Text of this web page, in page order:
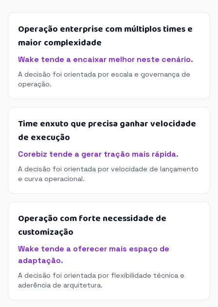
Operação enterprise com múltiplos times e
maior complexidade
Wake tende a encaixar melhor neste cenário.
A decisão foi orientada por escala e governança de
operação.
Time enxuto que precisa ganhar velocidade
de execução
Corebiz tende a gerar tração mais rápida.
A decisão foi orientada por velocidade de lançamento
e curva operacional.
Operação com forte necessidade de
customização
Wake tende a oferecer mais espaço de
adaptação.
A decisão foi orientada por flexibilidade técnica e
aderência de arquitetura.